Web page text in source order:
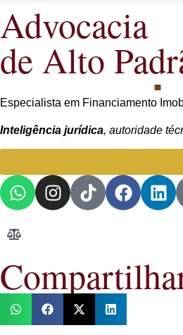
Advocacia
de Alto
Especialista em Financiamento
Inteligência jurídica, autoridade